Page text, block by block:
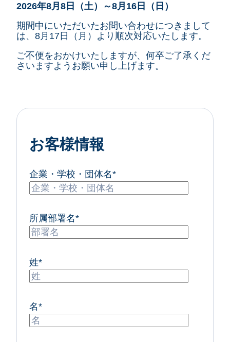
2026年8月8日（土）～8月16日（日）
期間中にいただいたお問い合わせにつきまして
は、8月17日（月）より順次対応いたします。
ご不便をおかけいたしますが、何卒ご了承くだ
さいますようお願い申し上げます。
お客様情報
企業・学校・団体名*
所属部署名*
姓*
名*